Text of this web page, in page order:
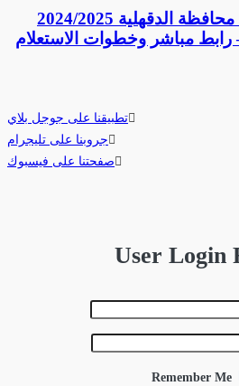
نتيجة الشهادة الإعدادية محافظة الدقهلية 2024/2025
مباشر وخطوات الاستعلام
تطبيقنا على جوجل بلاي
جروبنا على تليجرام
صفحتنا على فيسبوك
User Login
Remember Me